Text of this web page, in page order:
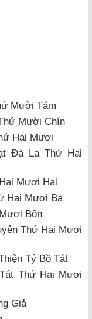
Mười Tám
Mười Chín
Hai Mươi
Đà La Thứ Hai
Mươi Hai
Hai Mươi Ba
Bốn
Thứ Hai Mươi
Tý Bồ Tát
Thứ Hai Mươi
Giả